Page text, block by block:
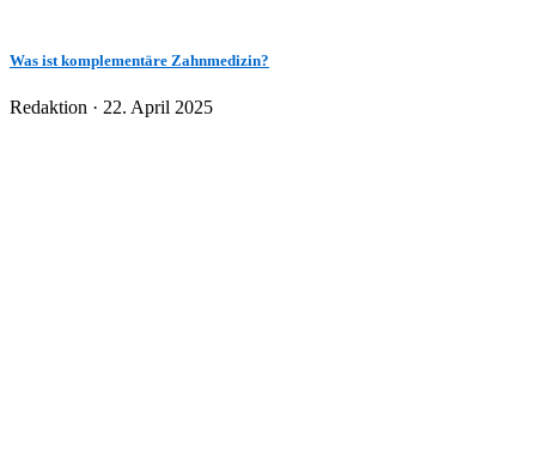
Was ist komplementäre Zahnmedizin?
Redaktion · Veröffentlicht
22. April 2025